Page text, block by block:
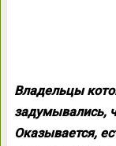
Владельцы
задумывались,
Оказывается,